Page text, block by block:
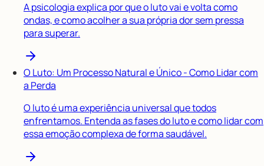
A psicologia explica por que o luto vai e volta como
ondas, e como acolher a sua própria dor sem pressa
para superar.
O Luto: Um Processo Natural e Único - Como Lidar com
a Perda
O luto é uma experiência universal que todos
enfrentamos. Entenda as fases do luto e como lidar com
essa emoção complexa de forma saudável.